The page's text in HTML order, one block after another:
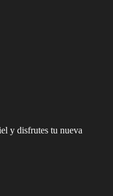
y disfrutes tu nueva